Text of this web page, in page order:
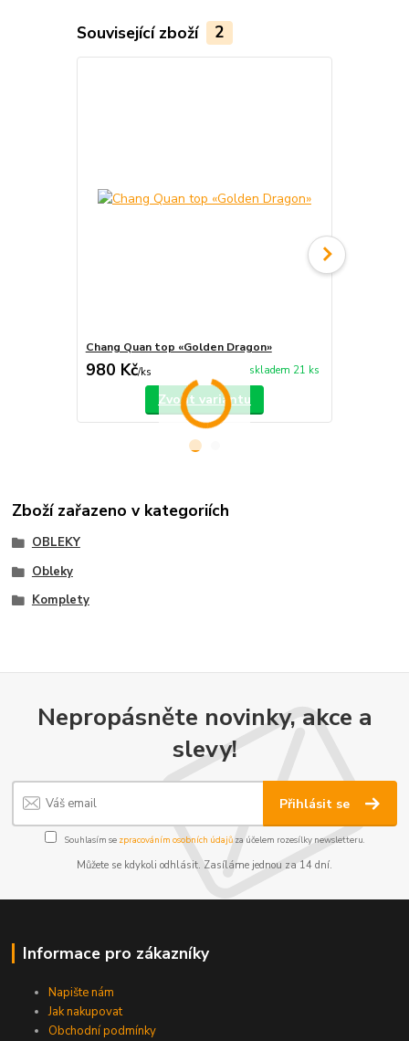
Související zboží 2
Chang Quan top «Golden Dragon»
980 Kč/ks skladem 21 ks
Zvolit variantu
Zboží zařazeno v kategoriích
OBLEKY
Obleky
Komplety
Nepropásněte novinky, akce a
slevy!
Přihlásit se
Souhlasím se zpracováním osobních údajůza účelem rozesílky newsletteru.
Můžete se kdykoli odhlásit. Zasíláme jednou za 14 dní.
Informace pro zákazníky
Napište nám
Jak nakupovat
Obchodní podmínky